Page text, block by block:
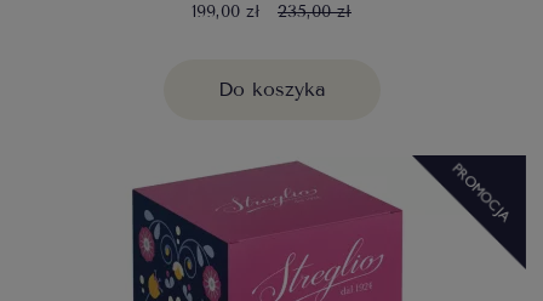
199,00 zł 235,00 zł
Do koszyka